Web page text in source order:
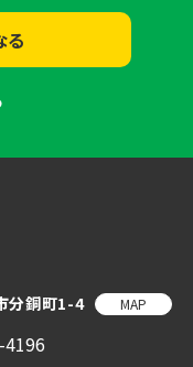
る
分銅町1-4 MAP